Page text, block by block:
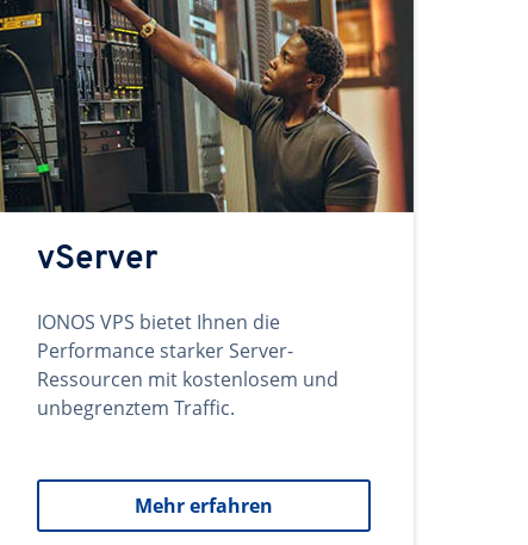
vServer
IONOS VPS bietet Ihnen die
Performance starker Server-
Ressourcen mit kostenlosem und
unbegrenztem Traffic.
Mehr erfahren